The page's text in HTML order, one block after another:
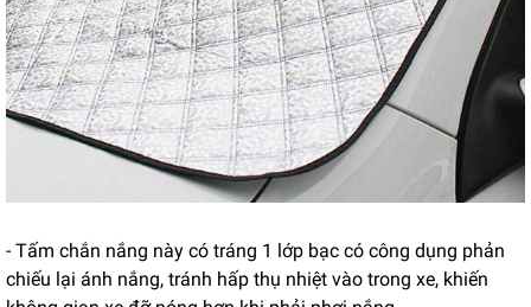
- Tấm chắn nắng này có tráng 1 lớp bạc có công dụng phản
chiếu lại ánh nắng, tránh hấp thụ nhiệt vào trong xe, khiến